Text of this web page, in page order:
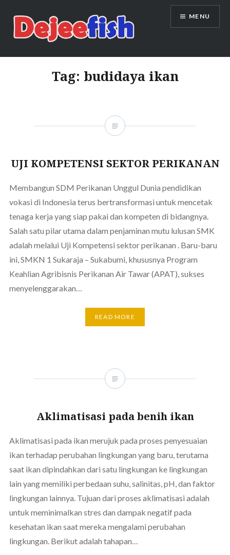
content
DEJEEFISH | PRODUSEN BENIH
IKAN BERKUALITAS INDONESIA
MENU
Tag: budidaya ikan
UJI KOMPETENSI SEKTOR PERIKANAN
Membangun SDM Perikanan Unggul Dunia pendidikan
vokasi di Indonesia terus bertransformasi untuk mencetak
tenaga kerja yang siap pakai dan kompeten di bidangnya.
Salah satu pilar utama dalam penjaminan mutu lulusan SMK
adalah melalui Uji Kompetensi sektor perikanan . Baru-baru
ini, SMKN 1 Sukaraja – Sukabumi, khususnya Program
Keahlian Agribisnis Perikanan Air Tawar (APAT), sukses
menyelenggarakan…
READ MORE
Aklimatisasi pada benih ikan
Aklimatisasi pada ikan merujuk pada proses penyesuaian
ikan terhadap perubahan lingkungan yang baru, terutama
saat ikan dipindahkan dari satu lingkungan ke lingkungan
lain yang memiliki perbedaan suhu, salinitas, pH, dan faktor
lingkungan lainnya. Tujuan dari proses aklimatisasi adalah
untuk meminimalkan stres dan dampak negatif pada
kesehatan ikan saat mereka mengalami perubahan
lingkungan. Berikut adalah tahapan…